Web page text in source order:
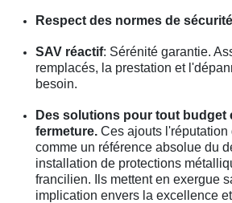
Respect des normes de
SAV réactif: Sérénité garantie.
remplacés, la prestation et
besoin.
Des solutions pour tout budget
fermeture. Ces ajouts l'réputation
comme un référence absolue du
installation de protections
francilien. Ils mettent en exergue
implication envers la excellence